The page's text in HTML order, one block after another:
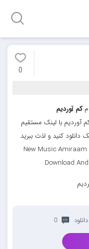
0
کم آوردیم
آوردیم با لینک مستقیم
دانلود کنید و لذت ببرید
New Music
Download
0